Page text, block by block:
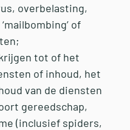
overbelasting,
‘mailbombing’ of
tot of het
of inhoud, het
van de diensten
gereedschap,
(inclusief spiders,